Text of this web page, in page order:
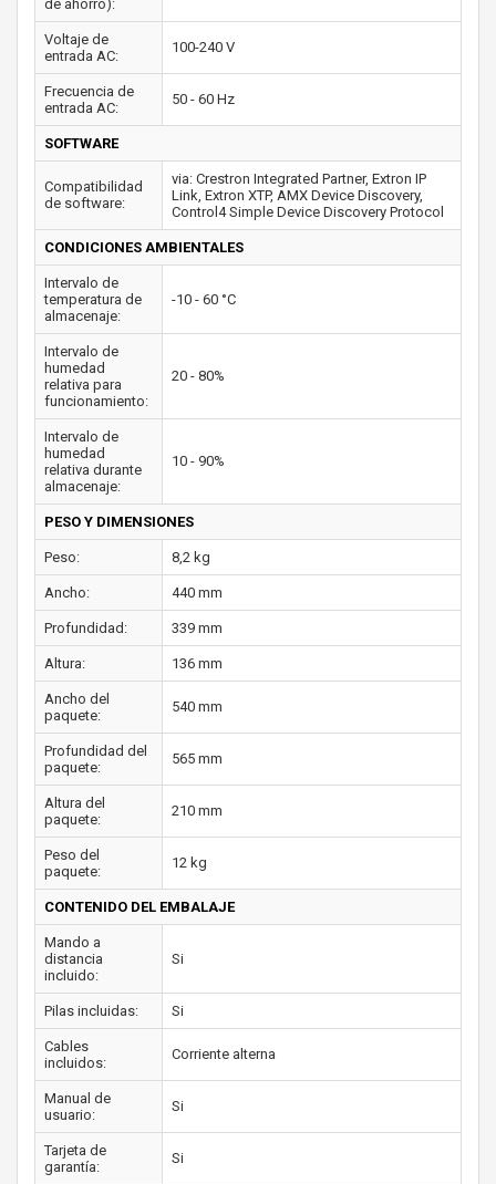
de ahorro):
Voltaje de
entrada AC:
100-240 V
Frecuencia de
entrada AC:
50 - 60 Hz
SOFTWARE
Compatibilidad
de software:
via: Crestron Integrated Partner, Extron IP
Link, Extron XTP, AMX Device Discovery,
Control4 Simple Device Discovery Protocol
CONDICIONES AMBIENTALES
Intervalo de
temperatura de
almacenaje:
-10 - 60 °C
Intervalo de
humedad
relativa para
funcionamiento:
20 - 80%
Intervalo de
humedad
relativa durante
almacenaje:
10 - 90%
PESO Y DIMENSIONES
Peso: 8,2 kg
Ancho: 440 mm
Profundidad: 339 mm
Altura: 136 mm
Ancho del
paquete:
540 mm
Profundidad del
paquete:
565 mm
Altura del
paquete:
210 mm
Peso del
paquete:
12 kg
CONTENIDO DEL EMBALAJE
Mando a
distancia
incluido:
Si
Pilas incluidas: Si
Cables
incluidos:
Corriente alterna
Manual de
usuario:
Si
Tarjeta de
garantía:
Si